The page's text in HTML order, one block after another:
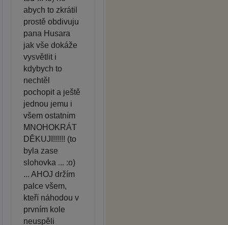
abych to zkrátil
prostě obdivuju
pana Husara
jak vše dokáže
vysvětlit i
kdybych to
nechtěl
pochopit a ještě
jednou jemu i
všem ostatním
MNOHOKRÁT
DĚKUJI!!!!!! (to
byla zase
slohovka ... :o)
... AHOJ držím
palce všem,
kteří náhodou v
prvním kole
neuspěli